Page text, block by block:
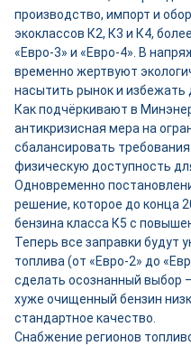
производство, импорт и
экоклассов К2, К3 и К4,
«Евро-3» и «Евро-4». В
временно жертвуют
насытить рынок и избежать
Как подчёркивают в
антикризисная мера на
сбалансировать
физическую доступность
Одновременно
решение, которое до конца
бензина класса К5 с
Теперь все заправки будут
топлива (от «Евро-2» до
сделать осознанный выбор
хуже очищенный бензин
стандартное качество.
Снабжение регионов